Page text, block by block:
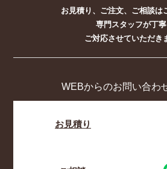
お見積り、ご注文、ご相談は
専門スタッフが丁
ご対応させていただき
WEBからのお問い合わ
お見積り